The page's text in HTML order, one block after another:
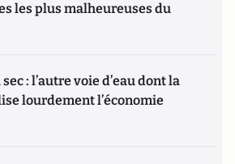
les plus malheureuses du
: l’autre voie d’eau dont la
lourdement l’économie